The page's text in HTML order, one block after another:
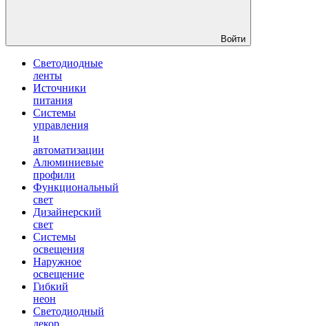
Войти
Светодиодные
ленты
Источники
питания
Системы
управления
и
автоматизации
Алюминиевые
профили
Функциональный
свет
Дизайнерский
свет
Системы
освещения
Наружное
освещение
Гибкий
неон
Светодиодный
декор